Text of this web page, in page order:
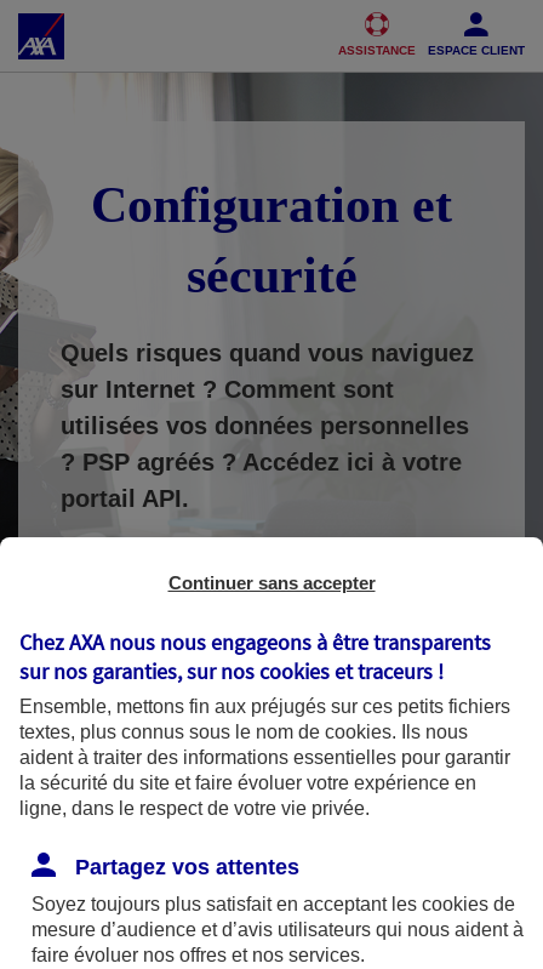
Accéder au Contenu Accéder au Pied de page
ASSISTANCE ESPACE CLIENT
Configuration et
sécurité
Quels risques quand vous naviguez
sur Internet ? Comment sont
utilisées vos données personnelles
? PSP agréés ? Accédez ici à votre
portail API.
La cybersécurité prévention et bonnes
pratiques
Que vous utilisiez votre ordinateur pour
travailler, pour surfer sur Internet ou tout
Continuer sans accepter
Chez AXA nous nous engageons à être transparents
sur nos garanties, sur noscookies et traceurs !
Ensemble, mettons fin aux préjugés sur ces petits fichiers
textes, plus connus sous le nom de cookies. Ils nous
aident à traiter des informations essentielles pour garantir
la sécurité du site et faire évoluer votre expérience en
ligne, dans le respect de votre vie privée.
Partagez vos attentes
Soyez toujours plus satisfait en acceptant les cookies de
mesure d’audience et d’avis utilisateurs qui nous aident à
faire évoluer nos offres et nos services.